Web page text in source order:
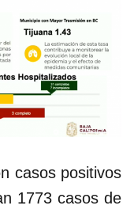
casos positivos
1773 casos de